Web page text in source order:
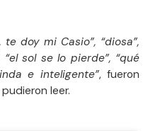
doy mi Casio”, “diosa”,
sol se lo pierde”, “qué
e inteligente”, fueron
leer.